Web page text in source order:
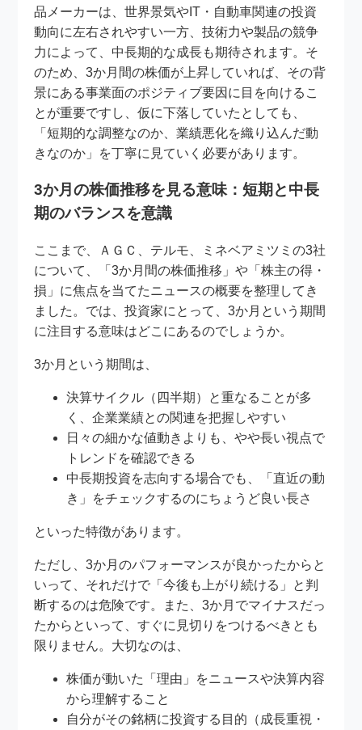
品メーカーは、世界景気やIT・自動車関連の投資
動向に左右されやすい一方、技術力や製品の競争
力によって、中長期的な成長も期待されます。そ
のため、3か月間の株価が上昇していれば、その背
景にある事業面のポジティブ要因に目を向けるこ
とが重要ですし、仮に下落していたとしても、
「短期的な調整なのか、業績悪化を織り込んだ動
きなのか」を丁寧に見ていく必要があります。
3か月の株価推移を見る意味：短期と中長
期のバランスを意識
ここまで、ＡＧＣ、テルモ、ミネベアミツミの3社
について、「3か月間の株価推移」や「株主の得・
損」に焦点を当てたニュースの概要を整理してき
ました。では、投資家にとって、3か月という期間
に注目する意味はどこにあるのでしょうか。
3か月という期間は、
決算サイクル（四半期）と重なることが多
く、企業業績との関連を把握しやすい
日々の細かな値動きよりも、やや長い視点で
トレンドを確認できる
中長期投資を志向する場合でも、「直近の動
き」をチェックするのにちょうど良い長さ
といった特徴があります。
ただし、3か月のパフォーマンスが良かったからと
いって、それだけで「今後も上がり続ける」と判
断するのは危険です。また、3か月でマイナスだっ
たからといって、すぐに見切りをつけるべきとも
限りません。大切なのは、
株価が動いた「理由」をニュースや決算内容
から理解すること
自分がその銘柄に投資する目的（成長重視・